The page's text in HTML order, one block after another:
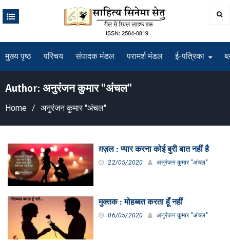
मुख्य पृष्ठ परिचय संपादक मंडल परामर्श मंडल ई-पत्रिका
Author: अनुरंजन कुमार "अंचल"
Home अनुरंजन कुमार "अंचल"
ग़ज़ल : प्यार करना कोई बुरी बात नहीं है
22/05/2020 अनुरंजन कुमार "अंचल"
मुक्तक : मोहब्बत करता हूँ नहीं
06/05/2020 अनुरंजन कुमार "अंचल"